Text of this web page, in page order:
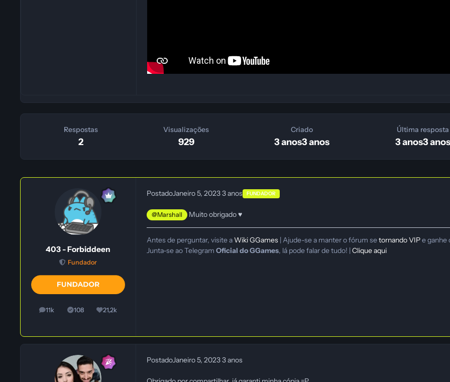
Respostas
2
Visualizações
929
Criado
3 anos3 anos
Última resposta
3 anos3 anos
403 - Forbiddeen
Fundador
11k
posts 108
Soluções 21,2k
Reputação
PostadoJaneiro 5, 20233 anos FUNDADOR
@Marshall Muito obrigado ♥
Antes de perguntar, visite aWiki GGames | Ajude-se a manter o fórum setornando VIPe ganhe
Junta-se ao Telegram Oficial do GGames, lá pode falar de tudo! |Clique aqui
PostadoJaneiro 5, 20233 anos